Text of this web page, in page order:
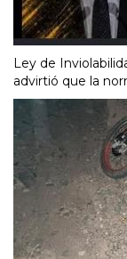
Ley de
advirtió que la